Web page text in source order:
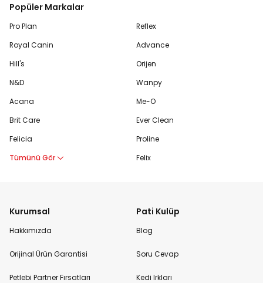
Popüler Markalar
Pro Plan
Royal Canin
Hill's
N&D
Acana
Brit Care
Felicia
Tümünü Gör
Reflex
Advance
Orijen
Wanpy
Me-O
Ever Clean
Proline
Felix
Kurumsal
Hakkımızda
Orijinal Ürün Garantisi
Petlebi Partner Fırsatları
Pati Kulüp
Blog
Soru Cevap
Kedi Irkları